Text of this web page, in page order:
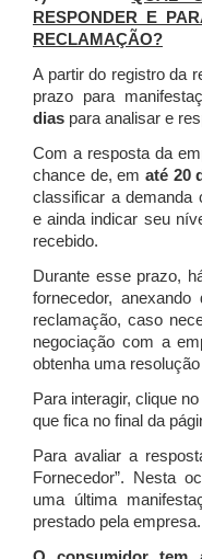
RESPONDER E
RECLAMAÇÃO?
A partir do registro da
prazo para
dias para analisar e
Com a resposta da
chance de, em até 20
classificar a demanda
e ainda indicar seu
recebido.
Durante esse prazo,
fornecedor,
reclamação, caso
negociação com a
obtenha uma
Para interagir, clique
que fica no final da
Para avaliar a
Fornecedor”. Nesta
uma última
prestado pela empresa.